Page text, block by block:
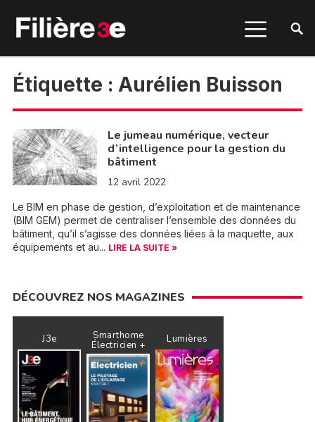
Étiquette : Aurélien Buisson
Le jumeau numérique, vecteur
d’intelligence pour la gestion du
bâtiment
12 avril 2022
Le BIM en phase de gestion, d’exploitation et de maintenance
(BIM GEM) permet de centraliser l’ensemble des données du
bâtiment, qu’il s’agisse des données liées à la maquette, aux
équipements et au... LIRE LA SUITE »
DÉCOUVREZ NOS MAGAZINES
J3e Smarthome
Électricien + Lumières